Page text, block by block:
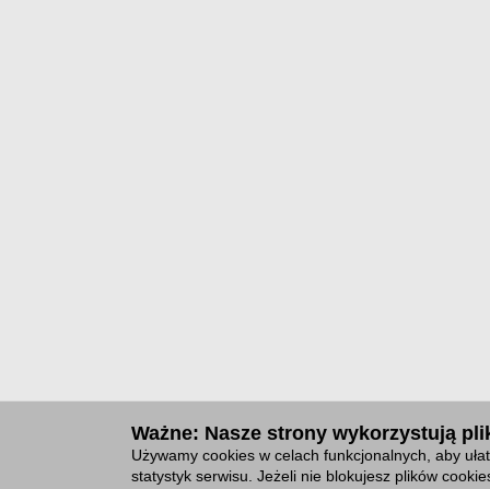
Ważne: Nasze strony wykorzystują
Używamy cookies w celach funkcjonalnych, aby
statystyk serwisu. Jeżeli nie blokujesz plików